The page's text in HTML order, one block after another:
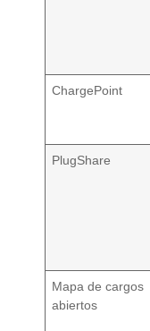
ChargePoint
PlugShare
Mapa de cargos
abiertos